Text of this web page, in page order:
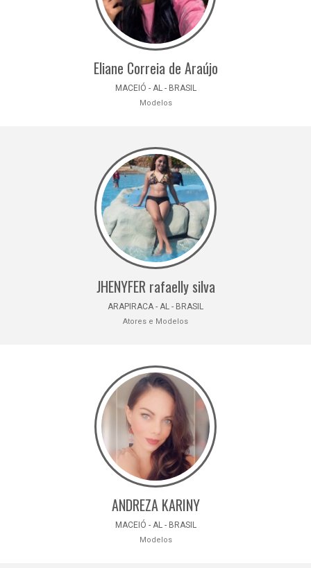
Eliane Correia de Araújo
MACEIÓ - AL - BRASIL
Modelos
JHENYFER rafaelly silva
ARAPIRACA - AL - BRASIL
Atores e Modelos
ANDREZA KARINY
MACEIÓ - AL - BRASIL
Modelos